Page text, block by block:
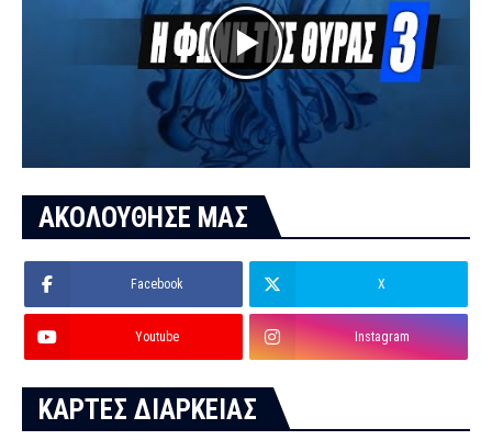
ΑΚΟΛΟΥΘΗΣΕ ΜΑΣ
Facebook X
Youtube Instagram
ΚΑΡΤΕΣ ΔΙΑΡΚΕΙΑΣ